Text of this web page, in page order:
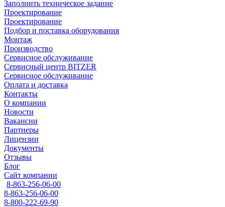
Заполнить техническое задание
Проектирование
Проектирование
Подбор и поставка оборудования
Монтаж
Производство
Сервисное обслуживание
Сервисный центр BITZER
Сервисное обслуживание
Оплата и доставка
Контакты
О компании
Новости
Вакансии
Партнеры
Лицензии
Документы
Отзывы
Блог
Сайт компании
8-863-256-06-00
8-863-256-06-00
8-800-222-69-90